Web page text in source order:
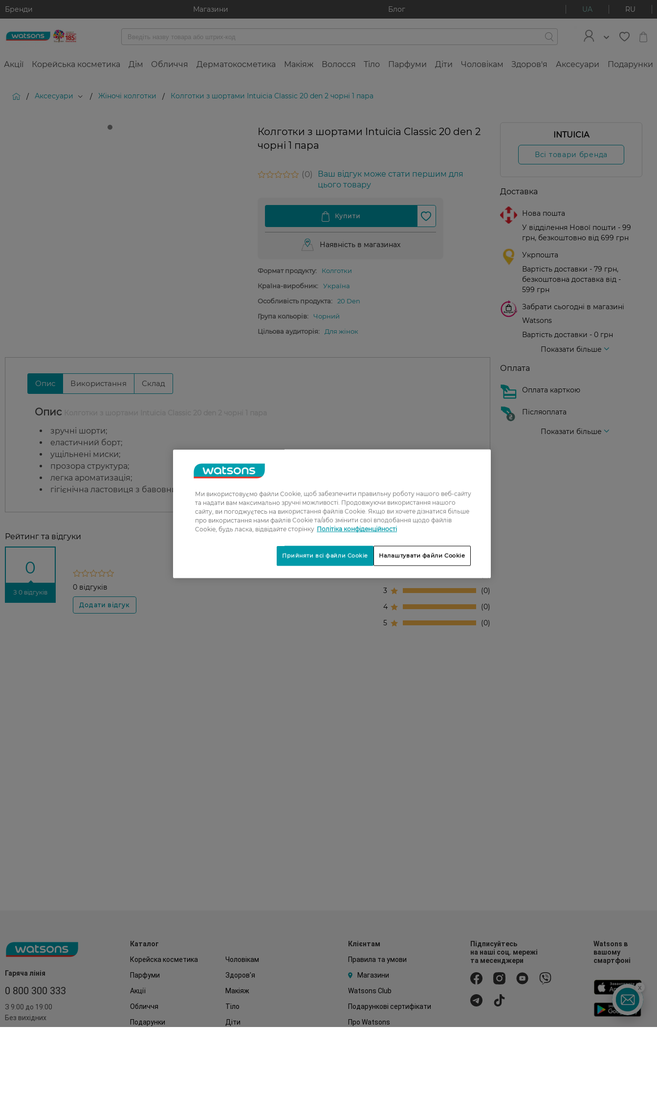
Бренди Магазини Блог UA RU
Акції Корейська косметика Дім Обличчя Дерматокосметика Макіяж Волосся Тіло Парфуми Діти Чоловікам Здоров'я Аксесуари Подарунки
/ Аксесуари / Жіночі колготки / Колготки з шортами Intuicia Classic 20 den 2 чорні 1 пара
Колготки з шортами Intuicia Classic 20 den 2
чорні 1 пара
0
Ваш відгук може стати першим для
цього товару
Наявність в магазинах
Формат продукту:
Колготки
Країна-виробник:
Україна
Особливість продукта:
20 Den
Група кольорів:
Чорний
Цільова аудиторія:
Для жінок
Опис Використання Склад
Опис
зручні шорти;
еластичний борт;
ущільнені миски;
прозора структура;
легка ароматизація;
гігієнічна ластовиця з бавовни.
Рейтинг та відгуки
0
З 0 відгуків
0 відгуків
1
3
0
4
0
5
0
INTUICIA
Всі товари бренда
Доставка
Нова пошта
У відділення Нової пошти - 99
грн, безкоштовно від 699 грн
Укрпошта
Вартість доставки - 79 грн,
безкоштовна доставка від -
599 грн
Забрати сьогодні в магазині
Watsons
Вартість доставки - 0 грн
Показати більше
Оплата
Оплата карткою
Післяоплата
Показати більше
Гаряча лінія
0 800 300 333
З 9:00 до 19:00
Без вихідних
Каталог
Корейска косметика
Чоловікам
Парфуми
Здоров'я
Акції
Макіяж
Обличчя
Тіло
Подарунки
Діти
Клієнтам
Правила та умови
Магазини
Watsons Club
Подарункові сертифікати
Про Watsons
Підписуйтесь
на наші соц. мережі
та месенджери
Watsons в
вашому
смартфоні
x
Ми використовуємо файли Cookie, щоб забезпечити правильну роботу нашого веб-сайту
та надати вам максимально зручні можливості. Продовжуючи використання нашого
сайту, ви погоджуєтесь на використання файлів Cookie. Якщо ви хочете дізнатися більше
про використання нами файлів Cookie та/або змінити свої вподобання щодо файлів
Cookie, будь ласка, відвідайте сторінку Політіка конфіденційності
Налаштувати файли Cookie
Прийняти всі файли Cookie